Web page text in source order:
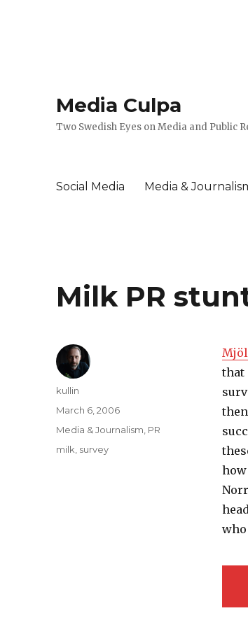
Media Culpa
Two Swedish Eyes on Media and Public
Social Media Media &
Milk PR
that
Author
kullin
Posted
on
March 6, 2006
Categories
Media & Journalism PR
Tags
milk survey